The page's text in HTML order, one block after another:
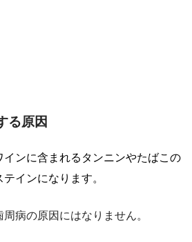
る原因
インに含まれるタンニンやたばこの
インになります。
病の原因にはなりません。